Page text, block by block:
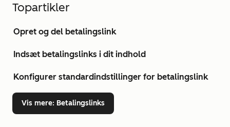
Topartikler
Opret og del betalingslink
Indsæt betalingslinks i dit indhold
Konfigurer standardindstillinger for betalingslink
Vis mere: Betalingslinks